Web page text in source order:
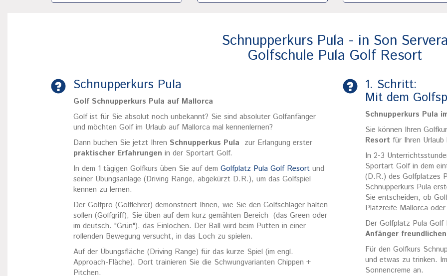
Schnupperkurs Pula - in Son Servera
Golfschule Pula Golf Resort
Schnupperkurs Pula
Golf Schnupperkurs Pula auf Mallorca
Golf ist für Sie absolut noch unbekannt? Sie sind absoluter Golfanfänger
und möchten Golf im Urlaub auf Mallorca mal kennenlernen?
Dann buchen Sie jetzt Ihren Schnupperkus Pula zur Erlangung erster
praktischer Erfahrungen in der Sportart Golf.
In dem 1 tägigen Golfkurs üben Sie auf dem Golfplatz Pula Golf Resort und
seiner Übungsanlage (Driving Range, abgekürzt D.R.), um das Golfspiel
kennen zu lernen.
Der Golfpro (Golflehrer) demonstriert Ihnen, wie Sie den Golfschläger halten
sollen (Golfgriff), Sie üben auf dem kurz gemähten Bereich (das Green oder
im deutsch. "Grün"). das Einlochen. Der Ball wird beim Putten in einer
rollenden Bewegung versucht, in das Loch zu spielen.
Auf der Übungsfläche (Driving Range) für das kurze Spiel (im engl.
Approach-Fläche). Dort trainieren Sie die Schwungvarianten Chippen +
Pitchen.
1. Schritt:
Mit dem
Schnupperkurs Pula
Sie können Ihren
Resort für Ihren Urlaub
In 2-3
Sportart Golf in dem
(D.R.) des Golfplatzes
Schnupperkurs Pula
Sie entscheiden, ob
Platzreife Mallorca
Der Golfplatz Pula
Anfänger
Für den Golfkurs
und etwas zu trinken.
Sonnencreme an.